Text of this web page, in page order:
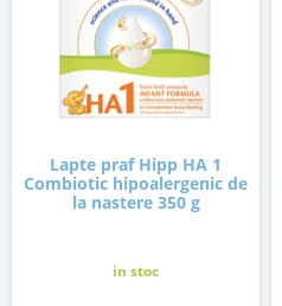
Lapte praf Hipp HA 1
Combiotic hipoalergenic de
la nastere 350 g
in stoc